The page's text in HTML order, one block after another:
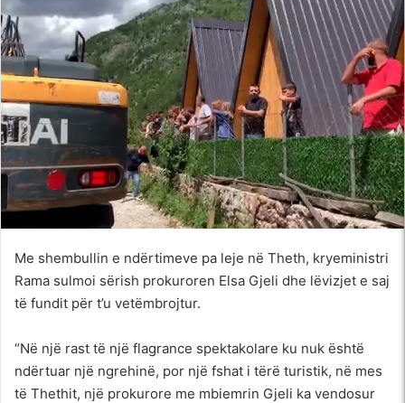
Me shembullin e ndërtimeve pa leje në Theth, kryeministri
Rama sulmoi sërish prokuroren Elsa Gjeli dhe lëvizjet e saj
të fundit për t’u vetëmbrojtur.
“Në një rast të një flagrance spektakolare ku nuk është
ndërtuar një ngrehinë, por një fshat i tërë turistik, në mes
të Thethit, një prokurore me mbiemrin Gjeli ka vendosur